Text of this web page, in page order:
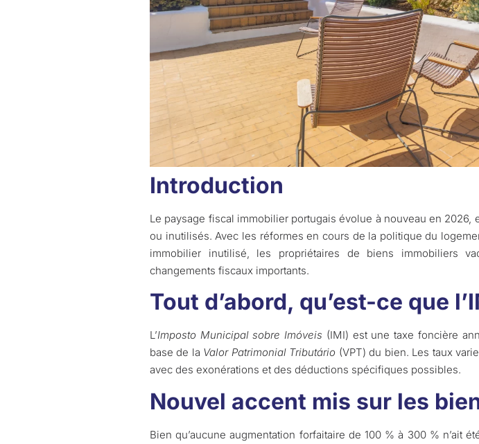
Introduction
Le paysage fiscal immobilier portugais évolue à nouveau en
ou inutilisés. Avec les réformes en cours de la politique du
immobilier inutilisé, les propriétaires de biens immobiliers
changements fiscaux importants.
Tout d’abord, qu’est-ce que
L’Imposto Municipal sobre Imóveis (IMI) est une taxe foncière
base de la Valor Patrimonial Tributário (VPT) du bien. Les taux
avec des exonérations et des déductions spécifiques possibles.
Nouvel accent mis sur les
Bien qu’aucune augmentation forfaitaire de 100 % à 300 %